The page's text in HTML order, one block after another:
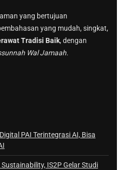
yang bertujuan
yang mudah, singkat,
Tradisi Baik, dengan
Wal Jamaah.
PAI Terintegrasi AI, Bisa
IS2P Gelar Studi